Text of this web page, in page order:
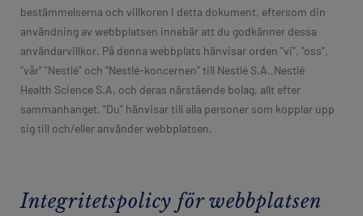
Material och hjälpmedel för sjukvårdspersonal
Contact
revamp
Nyhetsbrev Webbinar
Kontakta oss Webbshop
Social
revamp
bestämmelserna och villkoren i detta dokument, eftersom din
användning av webbplatsen innebär att du godkänner dessa
användarvillkor. På denna webbplats hänvisar orden "vi", "oss",
"vår" "Nestlé" och "Nestlé-koncernen" till Nestlé S.A.,Nestlé
Health Science S.A. och deras närstående bolag, allt efter
sammanhanget. "Du" hänvisar till alla personer som kopplar upp
sig till och/eller använder webbplatsen.
Integritetspolicy för webbplatsen